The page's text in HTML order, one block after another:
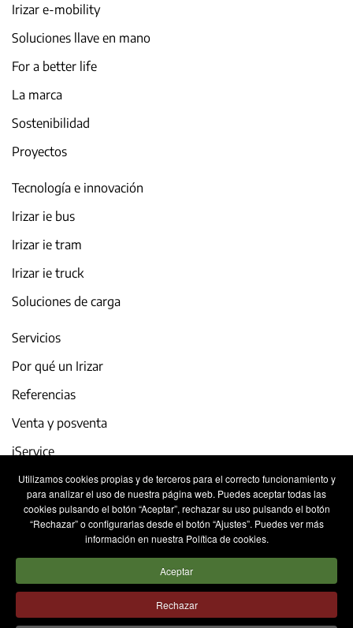
Utilizamos cookies propias y de terceros para el correcto funcionamiento y
para analizar el uso de nuestra página web. Puedes aceptar todas las
cookies pulsando el botón “Aceptar”, rechazar su uso pulsando el botón
“Rechazar” o configurarlas desde el botón “Ajustes”. Puedes ver más
información en nuestra Política de cookies.
Aceptar
Rechazar
Irizar e-mobility
Soluciones llave en mano
For a better life
La marca
Sostenibilidad
Proyectos
Tecnología e innovación
Irizar ie bus
Irizar ie tram
Irizar ie truck
Soluciones de carga
Servicios
Por qué un Irizar
Referencias
Venta y posventa
iService
Actualidad y eventos
Trabaja con nosotros
Aviso legal
Política de privacidad
Política de cookies